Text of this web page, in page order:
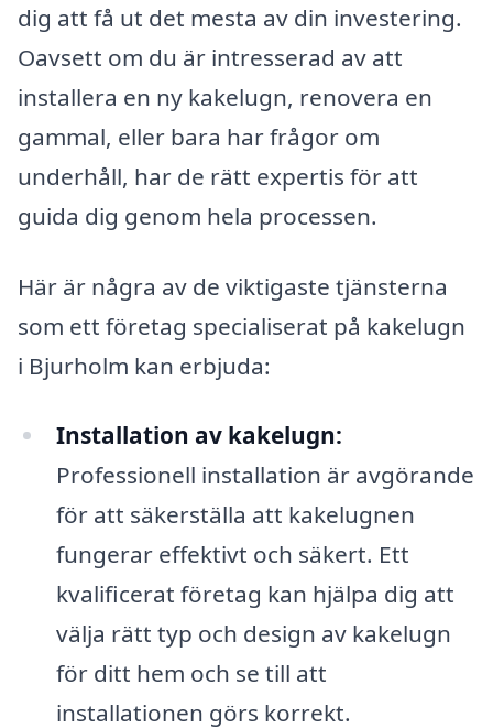
dig att få ut det mesta av din investering.
Oavsett om du är intresserad av att
installera en ny kakelugn, renovera en
gammal, eller bara har frågor om
underhåll, har de rätt expertis för att
guida dig genom hela processen.
Här är några av de viktigaste tjänsterna
som ett företag specialiserat på kakelugn
i Bjurholm kan erbjuda:
Installation av kakelugn:
Professionell installation är avgörande
för att säkerställa att kakelugnen
fungerar effektivt och säkert. Ett
kvalificerat företag kan hjälpa dig att
välja rätt typ och design av kakelugn
för ditt hem och se till att
installationen görs korrekt.